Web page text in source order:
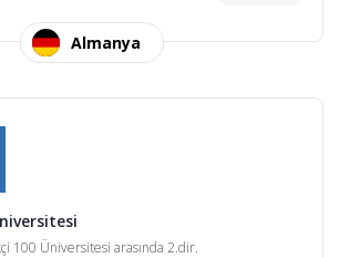
Almanya
100 Üniversitesi arasında 2.dir.